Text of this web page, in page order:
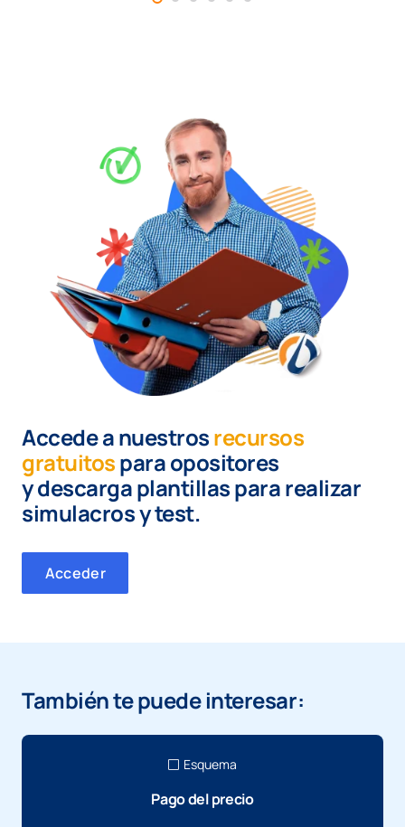
Accede a nuestrosrecursos
gratuitospara opositores
ydescarga plantillas para realizar
simulacros y test.
Acceder
También te puede interesar:
Esquema
Pago del precio